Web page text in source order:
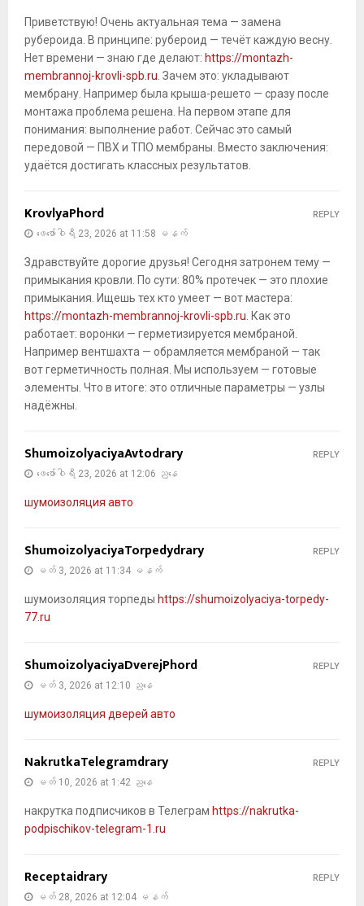
Приветствую! Очень актуальная тема — замена
рубероида. В принципе: рубероид — течёт каждую весну.
Нет времени — знаю где делают: https://montazh-
membrannoj-krovli-spb.ru . Зачем это: укладывают
мембрану. Например была крыша-решето — сразу после
монтажа проблема решена. На первом этапе для
понимания: выполнение работ. Сейчас это самый
передовой — ПВХ и ТПО мембраны. Вместо заключения:
удаётся достигать классных результатов.
KrovlyaPhord
ဖေ‌ဖော်ဝါရီ 23, 2026 at 11:58 မနက်
Здравствуйте дорогие друзья! Сегодня затронем тему —
примыкания кровли. По сути: 80% протечек — это плохие
примыкания. Ищешь тех кто умеет — вот мастера:
https://montazh-membrannoj-krovli-spb.ru . Как это
работает: воронки — герметизируется мембраной.
Например вентшахта — обрамляется мембраной — так
вот герметичность полная. Мы используем — готовые
элементы. Что в итоге: это отличные параметры — узлы
надёжны.
REPLY
ShumoizolyaciyaAvtodrary
ဖေ‌ဖော်ဝါရီ 23, 2026 at 12:06 ညနေ
шумоизоляция авто
REPLY
ShumoizolyaciyaTorpedydrary
မတ် 3, 2026 at 11:34 မနက်
шумоизоляция торпеды https://shumoizolyaciya-torpedy-
77.ru
REPLY
ShumoizolyaciyaDverejPhord
မတ် 3, 2026 at 12:10 ညနေ
шумоизоляция дверей авто
REPLY
NakrutkaTelegramdrary
မတ် 10, 2026 at 1:42 ညနေ
накрутка подписчиков в Телеграм https://nakrutka-
podpischikov-telegram-1.ru
REPLY
Receptaidrary
မတ် 28, 2026 at 12:04 မနက်
REPLY